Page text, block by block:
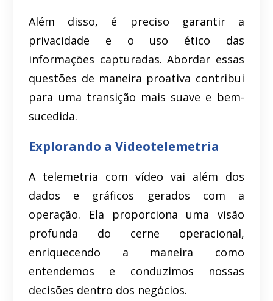
Além disso, é preciso garantir a
privacidade e o uso ético das
informações capturadas. Abordar essas
questões de maneira proativa contribui
para uma transição mais suave e bem-
sucedida.
Explorando a Videotelemetria
A telemetria com vídeo vai além dos
dados e gráficos gerados com a
operação. Ela proporciona uma visão
profunda do cerne operacional,
enriquecendo a maneira como
entendemos e conduzimos nossas
decisões dentro dos negócios.